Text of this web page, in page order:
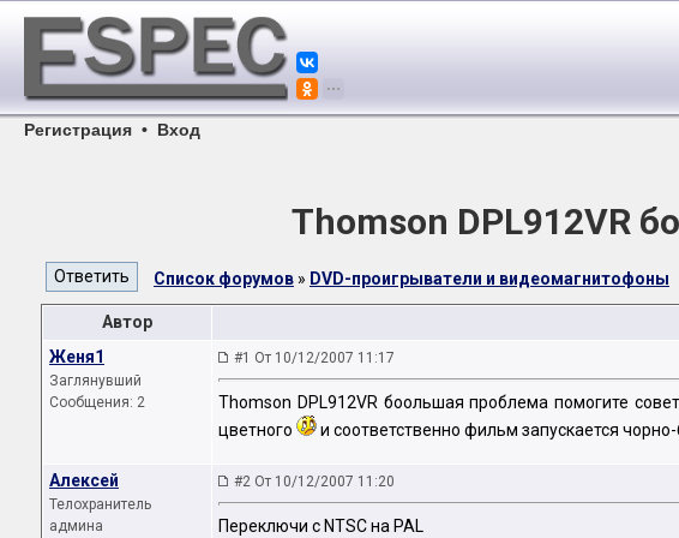
Регистрация • Вход
Thomson DPL912VR
Список форумов » DVD-проигрыватели и видеомагнитофоны
Автор
Женя1
Заглянувший
Сообщения: 2
#1 От 10/12/2007 11:17
Thomson DPL912VR боольшая проблема помогите
цветного
и соответственно фильм запускается
Алексей
Телохранитель
админа
#2 От 10/12/2007 11:20
Переключи с NTSC на PAL